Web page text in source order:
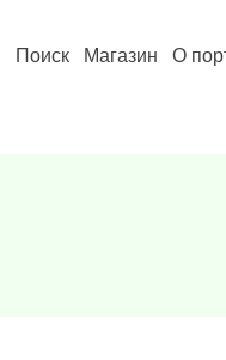
Поиск Магазин О